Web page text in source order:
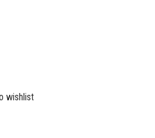
wishlist